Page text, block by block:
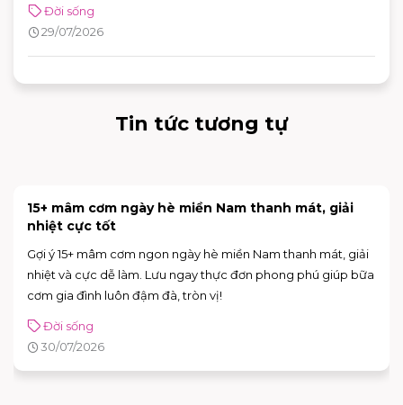
hình và vị trí thuận tiện, khách hàng có thể dễ dàng tìm được
adidas chi nhánh phù hợp để mua sắm và trải nghiệm các
Đời sống
29/07/2026
Tin tức tương tự
15+ mâm cơm ngày hè miền Nam thanh mát, giải
nhiệt cực tốt
Gợi ý 15+ mâm cơm ngon ngày hè miền Nam thanh mát, giải
nhiệt và cực dễ làm. Lưu ngay thực đơn phong phú giúp bữa
cơm gia đình luôn đậm đà, tròn vị!
Đời sống
30/07/2026